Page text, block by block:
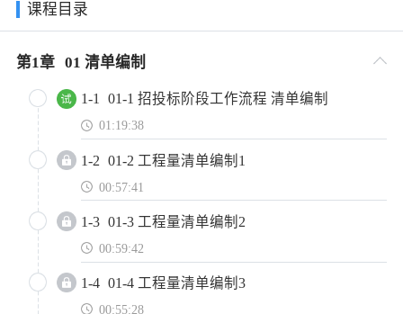
课程目录
第1章 01 清单编制
1-1 01-1 招投标阶段工作流程 清单编制
01:19:38
1-2 01-2 工程量清单编制1
00:57:41
1-3 01-3 工程量清单编制2
00:59:42
1-4 01-4 工程量清单编制3
00:55:28